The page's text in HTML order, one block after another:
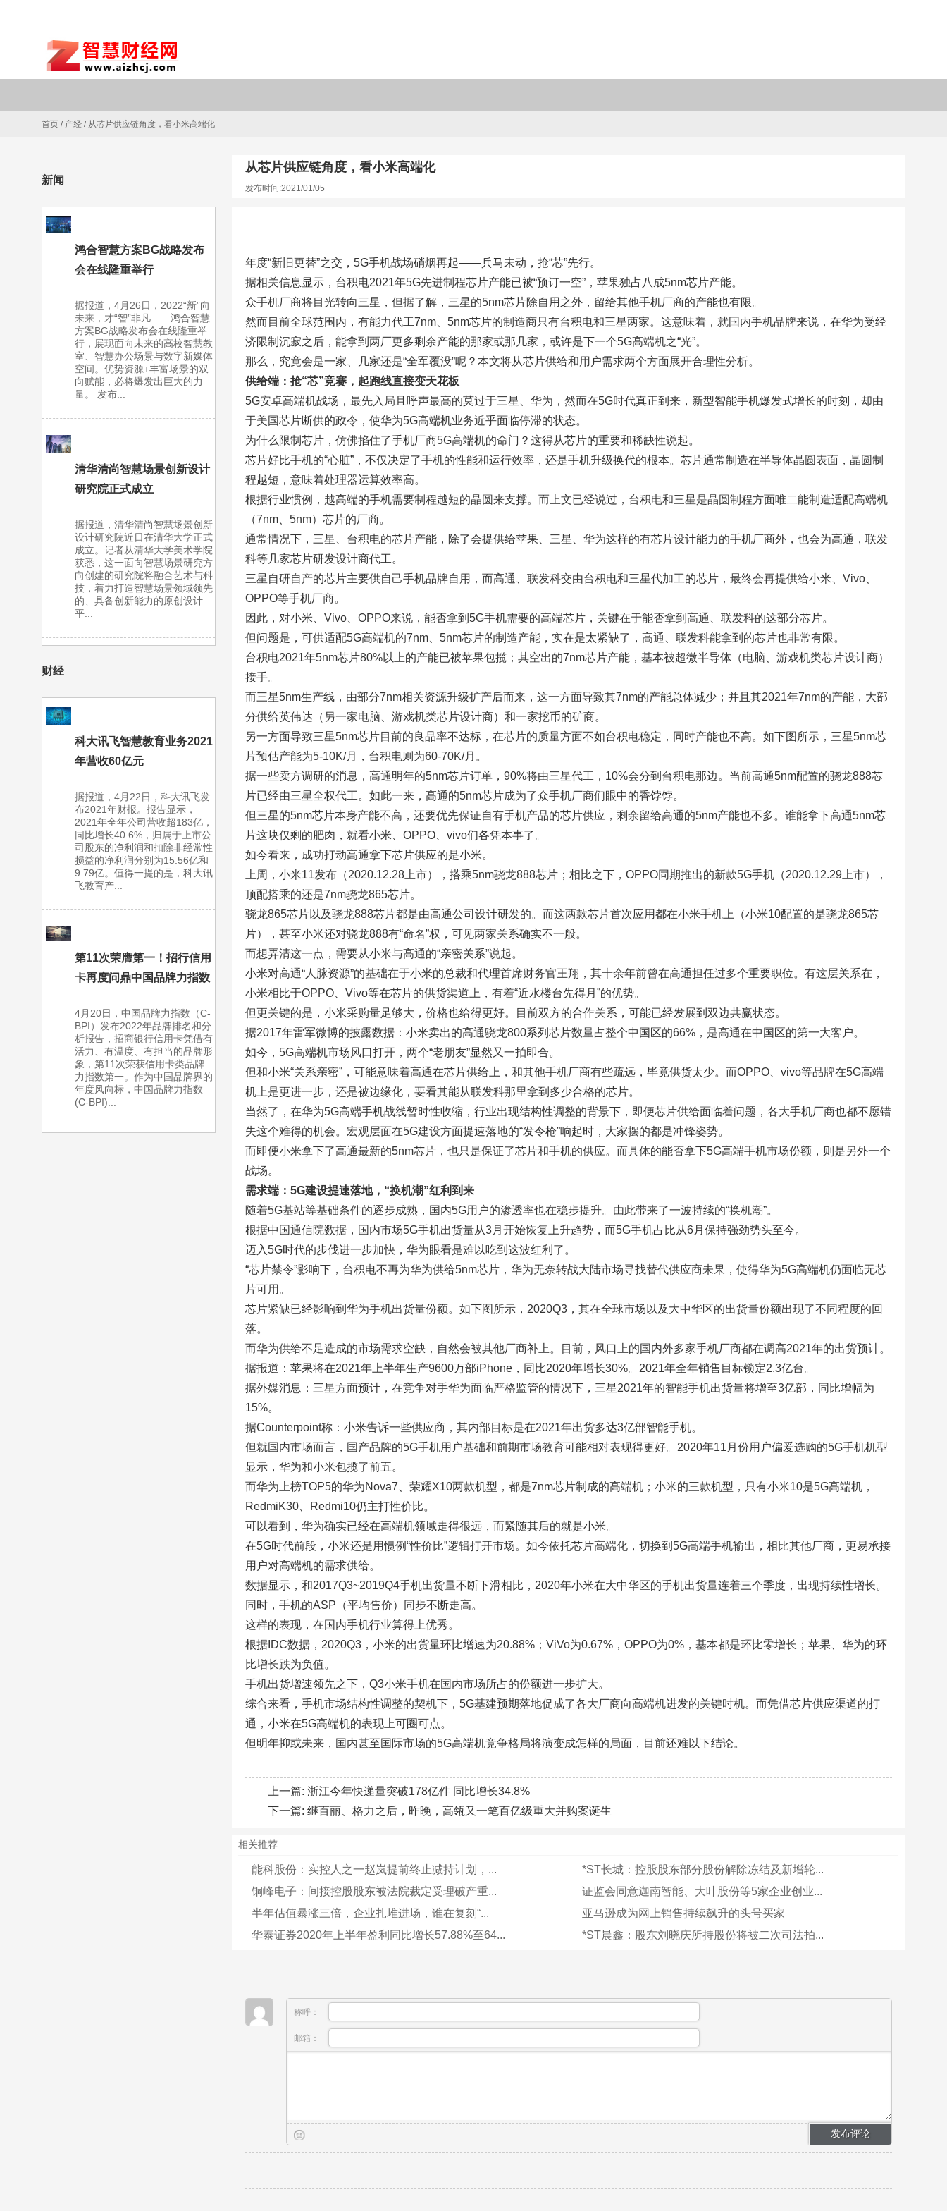
首页 / 产经 / 从芯片供应链角度，看小米高端化
新闻
鸿合智慧方案BG战略发布
会在线隆重举行
据报道，4月26日，2022“新”向
未来，才“智”非凡——鸿合智慧
方案BG战略发布会在线隆重举
行，展现面向未来的高校智慧教
室、智慧办公场景与数字新媒体
空间。优势资源+丰富场景的双
向赋能，必将爆发出巨大的力
量。 发布...
清华清尚智慧场景创新设计
研究院正式成立
据报道，清华清尚智慧场景创新
设计研究院近日在清华大学正式
成立。记者从清华大学美术学院
获悉，这一面向智慧场景研究方
向创建的研究院将融合艺术与科
技，着力打造智慧场景领域领先
的、具备创新能力的原创设计
平...
财经
科大讯飞智慧教育业务2021
年营收60亿元
据报道，4月22日，科大讯飞发
布2021年财报。报告显示，
2021年全年公司营收超183亿，
同比增长40.6%，归属于上市公
司股东的净利润和扣除非经常性
损益的净利润分别为15.56亿和
9.79亿。值得一提的是，科大讯
飞教育产...
第11次荣膺第一！招行信用
卡再度问鼎中国品牌力指数
4月20日，中国品牌力指数（C-
BPI）发布2022年品牌排名和分
析报告，招商银行信用卡凭借有
活力、有温度、有担当的品牌形
象，第11次荣获信用卡类品牌
力指数第一。作为中国品牌界的
年度风向标，中国品牌力指数
(C-BPI)...
从芯片供应链角度，看小米高端化
发布时间:2021/01/05
年度“新旧更替”之交，5G手机战场硝烟再起——兵马未动，抢“芯”先行。
据相关信息显示，台积电2021年5G先进制程芯片产能已被“预订一空”，苹果独占八成5nm芯片产能。
众手机厂商将目光转向三星，但据了解，三星的5nm芯片除自用之外，留给其他手机厂商的产能也有限。
然而目前全球范围内，有能力代工7nm、5nm芯片的制造商只有台积电和三星两家。这意味着，就国内手机品牌来说，在华为受经
济限制沉寂之后，能拿到两厂更多剩余产能的那家或那几家，或许是下一个5G高端机之“光”。
那么，究竟会是一家、几家还是“全军覆没”呢？本文将从芯片供给和用户需求两个方面展开合理性分析。
供给端：抢“芯”竞赛，起跑线直接变天花板
5G安卓高端机战场，最先入局且呼声最高的莫过于三星、华为，然而在5G时代真正到来，新型智能手机爆发式增长的时刻，却由
于美国芯片断供的政令，使华为5G高端机业务近乎面临停滞的状态。
为什么限制芯片，仿佛掐住了手机厂商5G高端机的命门？这得从芯片的重要和稀缺性说起。
芯片好比手机的“心脏”，不仅决定了手机的性能和运行效率，还是手机升级换代的根本。芯片通常制造在半导体晶圆表面，晶圆制
程越短，意味着处理器运算效率高。
根据行业惯例，越高端的手机需要制程越短的晶圆来支撑。而上文已经说过，台积电和三星是晶圆制程方面唯二能制造适配高端机
（7nm、5nm）芯片的厂商。
通常情况下，三星、台积电的芯片产能，除了会提供给苹果、三星、华为这样的有芯片设计能力的手机厂商外，也会为高通，联发
科等几家芯片研发设计商代工。
三星自研自产的芯片主要供自己手机品牌自用，而高通、联发科交由台积电和三星代加工的芯片，最终会再提供给小米、Vivo、
OPPO等手机厂商。
因此，对小米、Vivo、OPPO来说，能否拿到5G手机需要的高端芯片，关键在于能否拿到高通、联发科的这部分芯片。
但问题是，可供适配5G高端机的7nm、5nm芯片的制造产能，实在是太紧缺了，高通、联发科能拿到的芯片也非常有限。
台积电2021年5nm芯片80%以上的产能已被苹果包揽；其空出的7nm芯片产能，基本被超微半导体（电脑、游戏机类芯片设计商）
接手。
而三星5nm生产线，由部分7nm相关资源升级扩产后而来，这一方面导致其7nm的产能总体减少；并且其2021年7nm的产能，大部
分供给英伟达（另一家电脑、游戏机类芯片设计商）和一家挖币的矿商。
另一方面导致三星5nm芯片目前的良品率不达标，在芯片的质量方面不如台积电稳定，同时产能也不高。如下图所示，三星5nm芯
片预估产能为5-10K/月，台积电则为60-70K/月。
据一些卖方调研的消息，高通明年的5nm芯片订单，90%将由三星代工，10%会分到台积电那边。当前高通5nm配置的骁龙888芯
片已经由三星全权代工。如此一来，高通的5nm芯片成为了众手机厂商们眼中的香饽饽。
但三星的5nm芯片本身产能不高，还要优先保证自有手机产品的芯片供应，剩余留给高通的5nm产能也不多。谁能拿下高通5nm芯
片这块仅剩的肥肉，就看小米、OPPO、vivo们各凭本事了。
如今看来，成功打动高通拿下芯片供应的是小米。
上周，小米11发布（2020.12.28上市），搭乘5nm骁龙888芯片；相比之下，OPPO同期推出的新款5G手机（2020.12.29上市），
顶配搭乘的还是7nm骁龙865芯片。
骁龙865芯片以及骁龙888芯片都是由高通公司设计研发的。而这两款芯片首次应用都在小米手机上（小米10配置的是骁龙865芯
片），甚至小米还对骁龙888有“命名”权，可见两家关系确实不一般。
而想弄清这一点，需要从小米与高通的“亲密关系”说起。
小米对高通“人脉资源”的基础在于小米的总裁和代理首席财务官王翔，其十余年前曾在高通担任过多个重要职位。有这层关系在，
小米相比于OPPO、Vivo等在芯片的供货渠道上，有着“近水楼台先得月”的优势。
但更关键的是，小米采购量足够大，价格也给得更好。目前双方的合作关系，可能已经发展到双边共赢状态。
据2017年雷军微博的披露数据：小米卖出的高通骁龙800系列芯片数量占整个中国区的66%，是高通在中国区的第一大客户。
如今，5G高端机市场风口打开，两个“老朋友”显然又一拍即合。
但和小米“关系亲密”，可能意味着高通在芯片供给上，和其他手机厂商有些疏远，毕竟供货太少。而OPPO、vivo等品牌在5G高端
机上是更进一步，还是被边缘化，要看其能从联发科那里拿到多少合格的芯片。
当然了，在华为5G高端手机战线暂时性收缩，行业出现结构性调整的背景下，即便芯片供给面临着问题，各大手机厂商也都不愿错
失这个难得的机会。宏观层面在5G建设方面提速落地的“发令枪”响起时，大家摆的都是冲锋姿势。
而即便小米拿下了高通最新的5nm芯片，也只是保证了芯片和手机的供应。而具体的能否拿下5G高端手机市场份额，则是另外一个
战场。
需求端：5G建设提速落地，“换机潮”红利到来
随着5G基站等基础条件的逐步成熟，国内5G用户的渗透率也在稳步提升。由此带来了一波持续的“换机潮”。
根据中国通信院数据，国内市场5G手机出货量从3月开始恢复上升趋势，而5G手机占比从6月保持强劲势头至今。
迈入5G时代的步伐进一步加快，华为眼看是难以吃到这波红利了。
“芯片禁令”影响下，台积电不再为华为供给5nm芯片，华为无奈转战大陆市场寻找替代供应商未果，使得华为5G高端机仍面临无芯
片可用。
芯片紧缺已经影响到华为手机出货量份额。如下图所示，2020Q3，其在全球市场以及大中华区的出货量份额出现了不同程度的回
落。
而华为供给不足造成的市场需求空缺，自然会被其他厂商补上。目前，风口上的国内外多家手机厂商都在调高2021年的出货预计。
据报道：苹果将在2021年上半年生产9600万部iPhone，同比2020年增长30%。2021年全年销售目标锁定2.3亿台。
据外媒消息：三星方面预计，在竞争对手华为面临严格监管的情况下，三星2021年的智能手机出货量将增至3亿部，同比增幅为
15%。
据Counterpoint称：小米告诉一些供应商，其内部目标是在2021年出货多达3亿部智能手机。
但就国内市场而言，国产品牌的5G手机用户基础和前期市场教育可能相对表现得更好。2020年11月份用户偏爱选购的5G手机机型
显示，华为和小米包揽了前五。
而华为上榜TOP5的华为Nova7、荣耀X10两款机型，都是7nm芯片制成的高端机；小米的三款机型，只有小米10是5G高端机，
RedmiK30、Redmi10仍主打性价比。
可以看到，华为确实已经在高端机领域走得很远，而紧随其后的就是小米。
在5G时代前段，小米还是用惯例“性价比”逻辑打开市场。如今依托芯片高端化，切换到5G高端手机输出，相比其他厂商，更易承接
用户对高端机的需求供给。
数据显示，和2017Q3~2019Q4手机出货量不断下滑相比，2020年小米在大中华区的手机出货量连着三个季度，出现持续性增长。
同时，手机的ASP（平均售价）同步不断走高。
这样的表现，在国内手机行业算得上优秀。
根据IDC数据，2020Q3，小米的出货量环比增速为20.88%；ViVo为0.67%，OPPO为0%，基本都是环比零增长；苹果、华为的环
比增长跌为负值。
手机出货增速领先之下，Q3小米手机在国内市场所占的份额进一步扩大。
综合来看，手机市场结构性调整的契机下，5G基建预期落地促成了各大厂商向高端机进发的关键时机。而凭借芯片供应渠道的打
通，小米在5G高端机的表现上可圈可点。
但明年抑或未来，国内甚至国际市场的5G高端机竞争格局将演变成怎样的局面，目前还难以下结论。
上一篇: 浙江今年快递量突破178亿件 同比增长34.8%
下一篇: 继百丽、格力之后，昨晚，高瓴又一笔百亿级重大并购案诞生
相关推荐
能科股份：实控人之一赵岚提前终止减持计划，...
*ST长城：控股股东部分股份解除冻结及新增轮...
铜峰电子：间接控股股东被法院裁定受理破产重...
证监会同意迦南智能、大叶股份等5家企业创业...
半年估值暴涨三倍，企业扎堆进场，谁在复刻“...
亚马逊成为网上销售持续飙升的头号买家
华泰证券2020年上半年盈利同比增长57.88%至64...
*ST晨鑫：股东刘晓庆所持股份将被二次司法拍...
称呼：
邮箱：